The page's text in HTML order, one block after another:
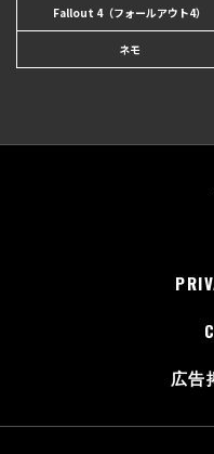
Fallout 4（フォールアウト4）
ネモ
広告